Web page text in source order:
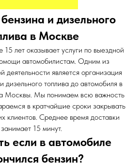
и дизельного
в Москве
лет оказывает услуги по выездной
автомобилистам. Одним из
деятельности является организация
дизельного топлива до автомобиля в
Москвы. Мы понимаем всю важность
в кратчайшие сроки закрывать
клиентов. Среднее время доставки
занимает 15 минут.
если в автомобиле
бензин?